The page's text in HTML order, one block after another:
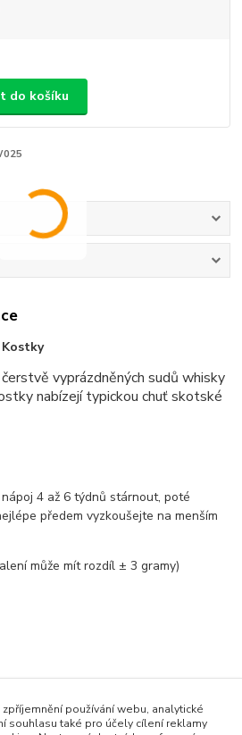
do košíku
vyprázdněných sudů whisky
nabízejí typickou chuť skotské
4 až 6 týdnů stárnout, poté
předem vyzkoušejte na menším
může mít rozdíl ± 3 gramy)
používání webu, analytické
souhlasu také pro účely cílení reklamy